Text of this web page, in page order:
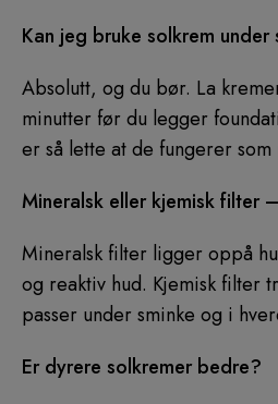
Kan jeg bruke solkrem under
Absolutt, og du bør. La
minutter før du legger
er så lette at de fungerer
Mineralsk eller kjemisk filter
Mineralsk filter ligger oppå
og reaktiv hud. Kjemisk filter
passer under sminke og i
Er dyrere solkremer bedre?